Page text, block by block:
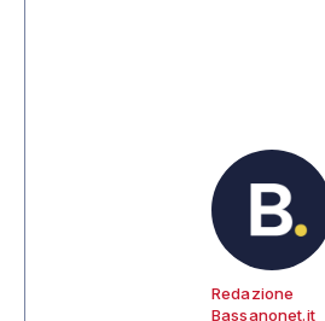
Redazione
Bassanonet.it